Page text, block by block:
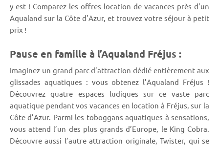
y est ! Comparez les offres location de vacances près d’un
Aqualand sur la Côte d’Azur, et trouvez votre séjour à petit
prix !
Pause en famille à l’Aqualand Fréjus :
Imaginez un grand parc d’attraction dédié entièrement aux
glissades aquatiques : vous obtenez l’Aqualand Fréjus !
Découvrez quatre espaces ludiques sur ce vaste parc
aquatique pendant vos vacances en location à Fréjus, sur la
Côte d’Azur. Parmi les toboggans aquatiques à sensations,
vous attend l’un des plus grands d’Europe, le King Cobra.
Découvre aussi l’autre attraction originale, Twister, qui se